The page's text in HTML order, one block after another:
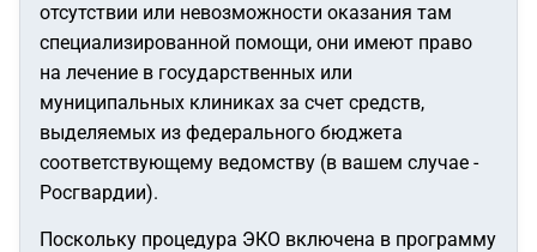
отсутствии или невозможности оказания там
специализированной помощи, они имеют право
на лечение в государственных или
муниципальных клиниках за счет средств,
выделяемых из федерального бюджета
соответствующему ведомству (в вашем случае -
Росгвардии).
Поскольку процедура ЭКО включена в программу